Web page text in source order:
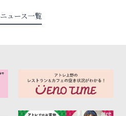
ニュース一覧